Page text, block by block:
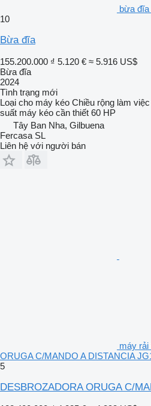
bừa
10
Bừa đĩa
155.200.000 ₫ 5.120 € ≈ 5.916 US$
Bừa đĩa
2024
Tình trạng mới
Loại cho máy kéo Chiều rộng làm việc
suất máy kéo cần thiết 60 HP
Tây Ban Nha, Gilbuena
Fercasa SL
Liên hệ với người bán
máy
ORUGA C/MANDO A DISTANCIA
5
DESBROZADORA ORUGA C/